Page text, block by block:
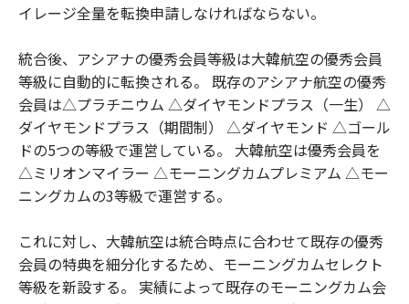
イレージ全量を転換申請しなければならない。
統合後、アシアナの優秀会員等級は大韓航空の優秀会員
等級に自動的に転換される。 既存のアシアナ航空の優秀
会員は△プラチニウム △ダイヤモンドプラス（一生） △
ダイヤモンドプラス（期間制） △ダイヤモンド △ゴール
ドの5つの等級で運営している。 大韓航空は優秀会員を
△ミリオンマイラー △モーニングカムプレミアム △モー
ニングカムの3等級で運営する。
これに対し、大韓航空は統合時点に合わせて既存の優秀
会員の特典を細分化するため、モーニングカムセレクト
等級を新設する。 実績によって既存のモーニングカム会